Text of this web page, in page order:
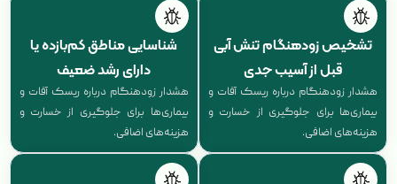
تشخیص زودهنگام تنش آبی
قبل از آسیب جدی
هشدار زودهنگام درباره ریسک آفات و
بیماری‌ها برای جلوگیری از خسارت و
هزینه‌های اضافی.
شناسایی مناطق کم‌بازده یا
دارای رشد ضعیف
هشدار زودهنگام درباره ریسک آفات و
بیماری‌ها برای جلوگیری از خسارت و
هزینه‌های اضافی.